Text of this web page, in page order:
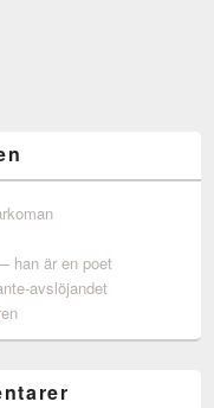
han är en poet
avslöjandet